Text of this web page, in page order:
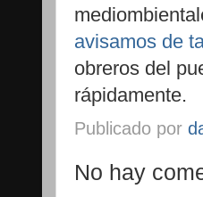
avisamos de
obreros del
rápidamente.
Publicado por
No hay